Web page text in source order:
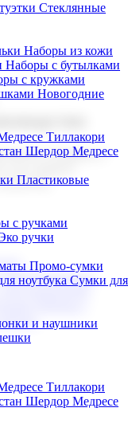
Стеклянные
Наборы из кожи
Наборы с бутылками
с кружками
Новогодние
Тиллакори
Шердор Медресе
Пластиковые
с ручками
ручки
Промо-сумки
ноутбука Сумки для
и наушники
подарков и
вы найдете
ежедневниками
Тиллакори
Шердор Медресе